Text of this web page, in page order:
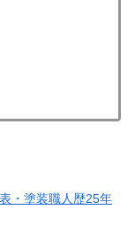
・塗装職人歴25年